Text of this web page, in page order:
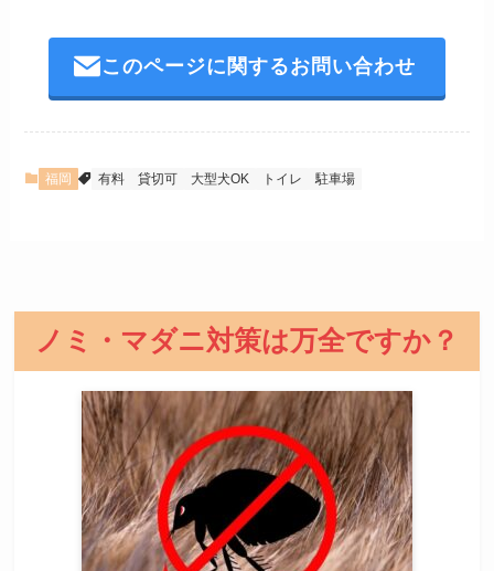
このページに関するお問い合わせ
福岡 有料 貸切可 大型犬OK トイレ 駐車場
ノミ・マダニ対策は万全ですか？